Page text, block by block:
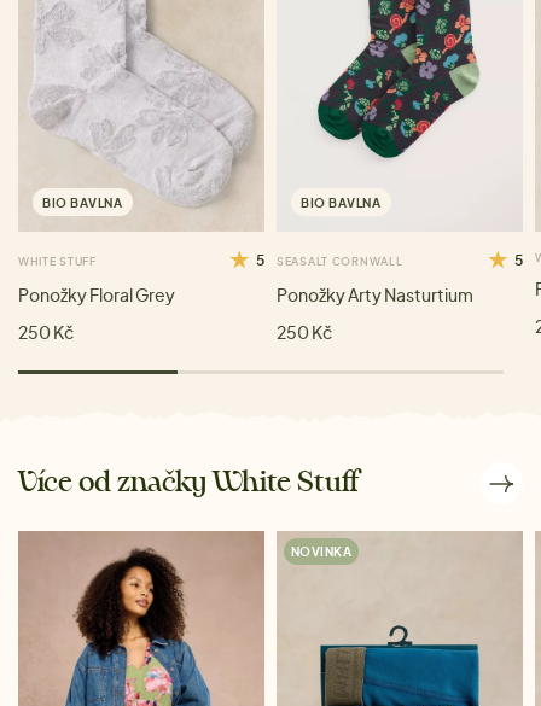
BIO BAVLNA
WHITE STUFF 5
Ponožky Floral Grey
250 Kč
BIO BAVLNA
SEASALT CORNWALL 5
Ponožky Arty Nasturtium
250 Kč
Více od značky White Stuff
NOVINKA